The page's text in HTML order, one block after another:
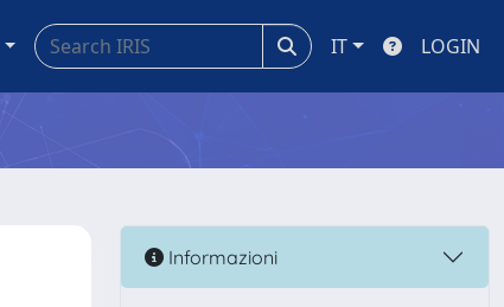
IT LOGIN
Informazioni